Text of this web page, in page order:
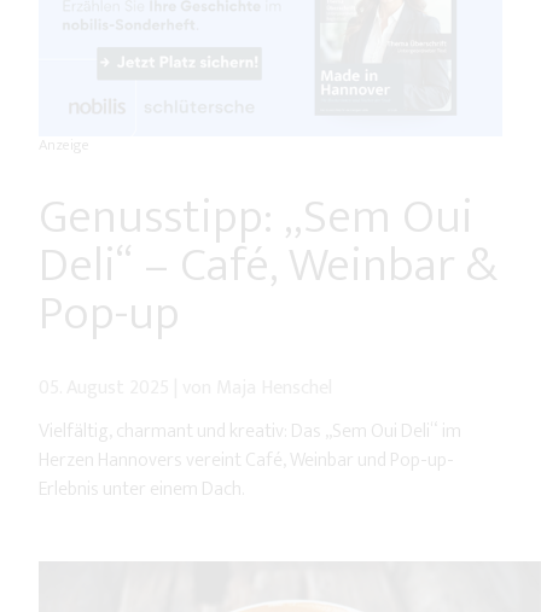
Anzeige
Genusstipp: „Sem Oui
Deli“ – Café, Weinbar &
Pop-up
Vielfältig, charmant und kreativ: Das „Sem Oui Deli“ im
Herzen Hannovers vereint Café, Weinbar und Pop-up-
Erlebnis unter einem Dach.